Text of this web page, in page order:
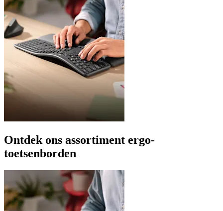
Ontdek ons assortiment ergo-
toetsenborden